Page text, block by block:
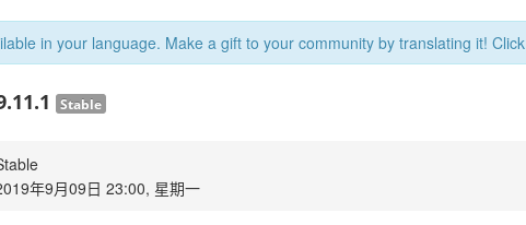
in your language. Make a gift to your community by translating it! Click
Stable
年9月09日 23:00, 星期一